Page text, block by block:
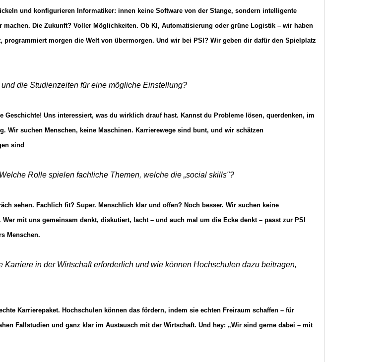
und konfigurieren Informatiker: innen keine Software von der Stange, sondern intelligente
Die Zukunft? Voller Möglichkeiten. Ob KI, Automatisierung oder grüne Logistik – wir haben
morgen die Welt von übermorgen. Und wir bei PSI? Wir geben dir dafür den Spielplatz
die Studienzeiten für eine mögliche Einstellung?
Geschichte! Uns interessiert, was du wirklich drauf hast. Kannst du Probleme lösen, querdenken, im
Wir suchen Menschen, keine Maschinen. Karrierewege sind bunt, und wir schätzen
sind
Rolle spielen fachliche Themen, welche die „social skills"?
sehen. Fachlich fit? Super. Menschlich klar und offen? Noch besser. Wir suchen keine
mit uns gemeinsam denkt, diskutiert, lacht – und auch mal um die Ecke denkt – passt zur PSI
Menschen.
in der Wirtschaft erforderlich und wie können Hochschulen dazu beitragen,
Karrierepaket. Hochschulen können das fördern, indem sie echten Freiraum schaffen – für
Fallstudien und ganz klar im Austausch mit der Wirtschaft. Und hey: „Wir sind gerne dabei – mit